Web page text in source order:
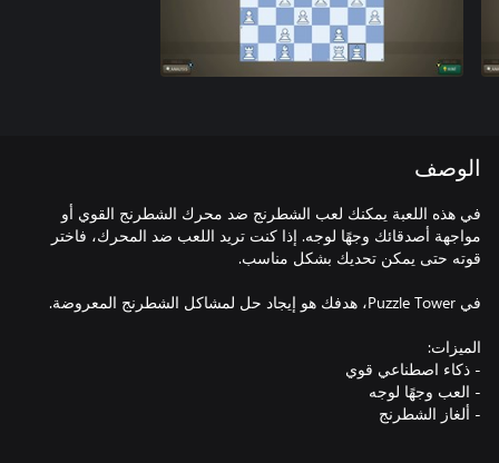
الوصف
في هذه اللعبة يمكنك لعب الشطرنج ضد محرك الشطرنج القوي أو
مواجهة أصدقائك وجهًا لوجه. إذا كنت تريد اللعب ضد المحرك، فاختر
- ألغاز الشطرنج